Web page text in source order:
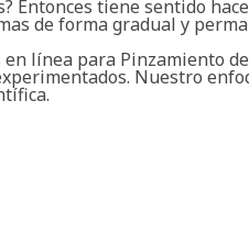
Entonces tiene sentido
de forma gradual y
línea para Pinzamiento
Nuestro